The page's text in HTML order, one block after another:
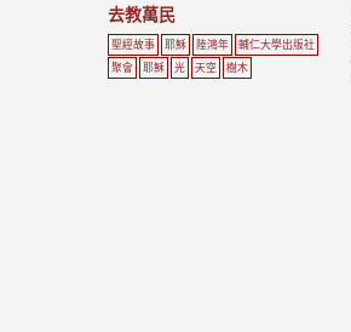
去教萬民
聖經故事 耶穌 陸鴻年
輔仁大學出版社
聚會
耶穌 光 天空 樹木